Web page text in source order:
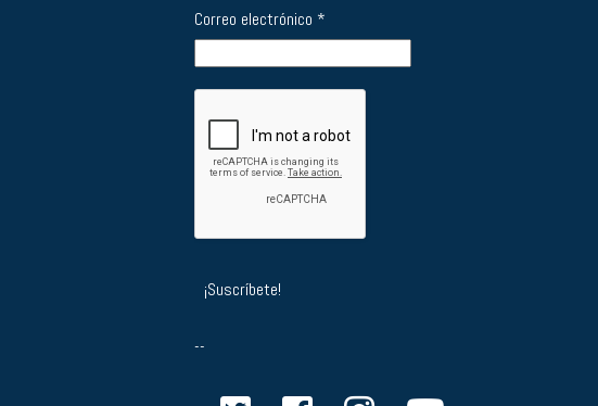
Correo electrónico *
--